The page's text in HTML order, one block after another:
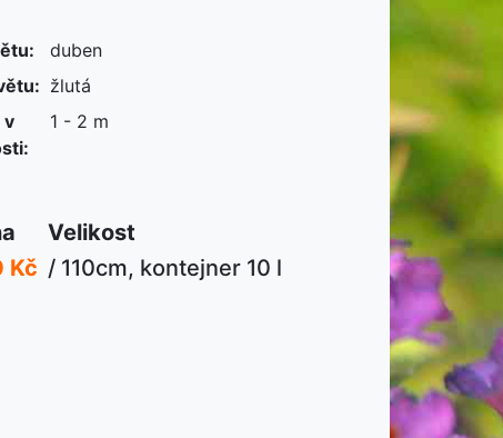
duben
žlutá
v
1 - 2 m
Velikost
Kč / 110cm, kontejner 10 l